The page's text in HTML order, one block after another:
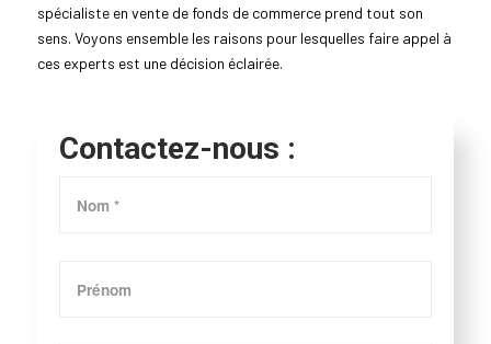
spécialiste en vente de fonds de commerce prend tout son
sens. Voyons ensemble les raisons pour lesquelles faire appel à
ces experts est une décision éclairée.
Contactez-nous :